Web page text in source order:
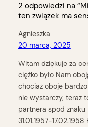
2 odpowiedzi na
ten związek ma
Agnieszka
20 marca, 2025
Witam dziękuje za
ciężko było Nam
chociaż oboje
nie wystarczy, teraz
partnera spod znaku
31.01.1957-